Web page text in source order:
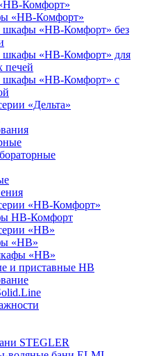
Комфорт»
«НВ-Комфорт»
«НВ-Комфорт» без
«НВ-Комфорт» для
печей
«НВ-Комфорт» с
«Дельта»
«НВ-Комфорт»
НВ-Комфорт
«НВ»
«НВ»
«НВ»
и приставные НВ
STEGLER